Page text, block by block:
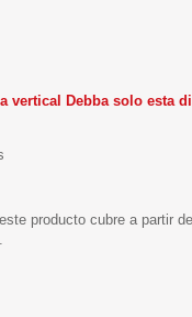
vertical Debba solo esta
producto cubre a partir